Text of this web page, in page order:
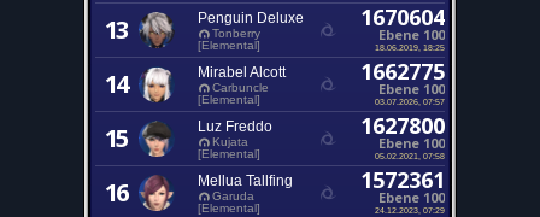
13 Penguin Deluxe
Tonberry
[Elemental]
1670604
Ebene 100
18.06.2019, 18:25
14 Mirabel Alcott
Carbuncle
[Elemental]
1662775
Ebene 100
03.07.2026, 07:57
15 Luz Freddo
Kujata
[Elemental]
1627800
Ebene 100
05.02.2021, 07:58
16 Mellua Tallfing
Garuda
[Elemental]
1572361
Ebene 100
24.12.2023, 07:29